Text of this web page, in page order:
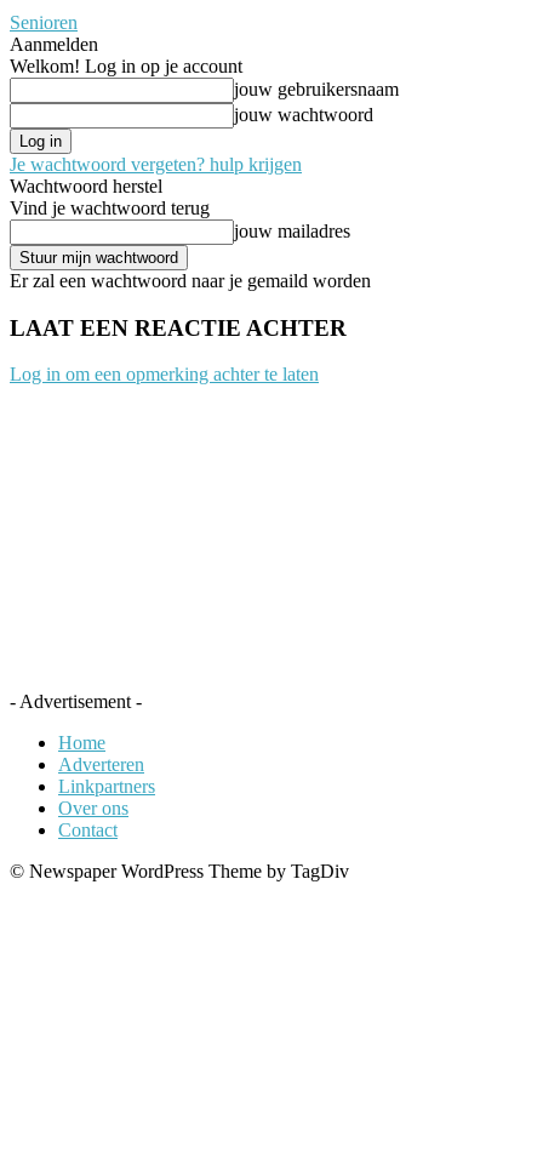
Senioren
Aanmelden
Welkom! Log in op je account
jouw gebruikersnaam
jouw wachtwoord
Je wachtwoord vergeten? hulp krijgen
Wachtwoord herstel
Vind je wachtwoord terug
jouw mailadres
Er zal een wachtwoord naar je gemaild worden
LAAT EEN REACTIE ACHTER
Log in om een opmerking achter te laten
- Advertisement -
Home
Adverteren
Linkpartners
Over ons
Contact
© Newspaper WordPress Theme by TagDiv